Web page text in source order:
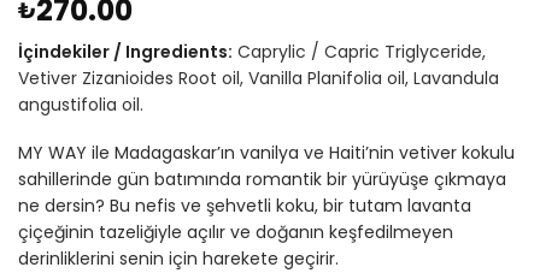
₺270.00
İçindekiler / Ingredients: Caprylic / Capric Triglyceride,
Vetiver Zizanioides Root oil, Vanilla Planifolia oil, Lavandula
angustifolia oil.
MY WAY ile Madagaskar’ın vanilya ve Haiti’nin vetiver kokulu
sahillerinde gün batımında romantik bir yürüyüşe çıkmaya
ne dersin? Bu nefis ve şehvetli koku, bir tutam lavanta
çiçeğinin tazeliğiyle açılır ve doğanın keşfedilmeyen
derinliklerini senin için harekete geçirir.